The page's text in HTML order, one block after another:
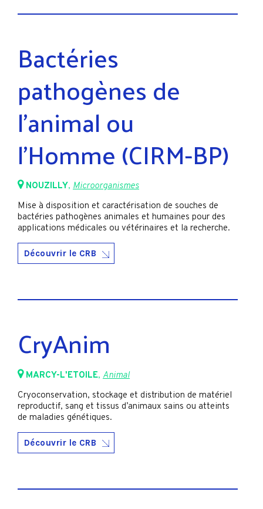
Bactéries
pathogènes de
l’animal ou
l’Homme (CIRM-BP)
NOUZILLY, Microorganismes
Mise à disposition et caractérisation de souches de
bactéries pathogènes animales et humaines pour des
applications médicales ou vétérinaires et la recherche.
Découvrir le CRB
CryAnim
MARCY-L'ETOILE, Animal
Cryoconservation, stockage et distribution de matériel
reproductif, sang et tissus d’animaux sains ou atteints
de maladies génétiques.
Découvrir le CRB